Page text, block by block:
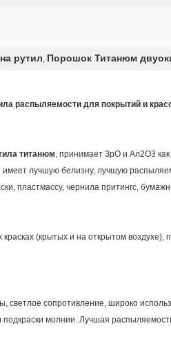
рутил, Порошок Титанюм
распыляемости для покрытий и
титанюм, принимает ЗрО и Ал2О3
имеет лучшую белизну, лучшую
пластмассу, чернила притингс,
(крытых и на открытом воздухе),
светлое сопротивление, широко
молнии. Лучшая